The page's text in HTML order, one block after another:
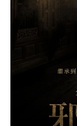
LIVE演唱會
影城活動